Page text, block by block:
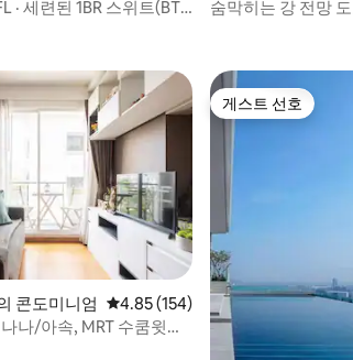
· 세련된 1BR 스위트(BTS
숨막히는 강 전망
콘도미니엄 평점 4.85점(5점 만점), 후기 154개
4.85 (154)
나/아속, MRT 수쿰윗@
게스트 선호
게스트 선호